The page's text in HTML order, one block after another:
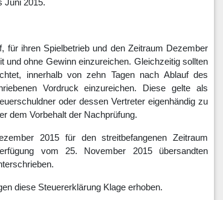
Juni 2015.
für ihren Spielbetrieb und den Zeitraum Dezember
und ohne Gewinn einzureichen. Gleichzeitig sollten
innerhalb von zehn Tagen nach Ablauf des
Vordruck einzureichen. Diese gelte als
oder dessen Vertreter eigenhändig zu
dem Vorbehalt der Nachprüfung.
2015 für den streitbefangenen Zeitraum
vom 25. November 2015 übersandten
diese Steuererklärung Klage erhoben.